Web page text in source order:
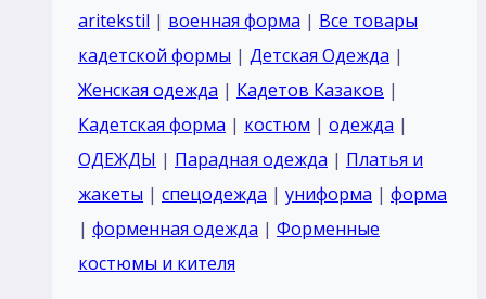
курсантов
Россия
морской
волны
отделка
цвет
красный
тк
aritekstil | военная форма | Все товары
кадетской формы | Детская Одежда |
Женская одежда | Кадетов Казаков |
Кадетская форма | костюм | одежда |
ОДЕЖДЫ | Парадная одежда | Платья и
жакеты | спецодежда | униформа | форма
| форменная одежда | Форменные
костюмы и кителя